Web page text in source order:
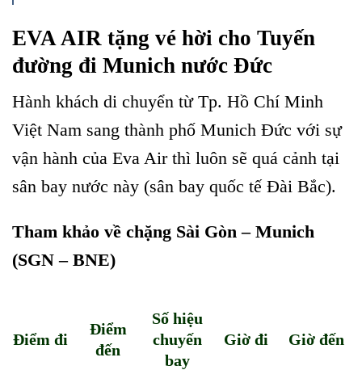
EVA AIR tặng vé hời cho Tuyến
đường đi Munich nước Đức
Hành khách di chuyển từ Tp. Hồ Chí Minh
Việt Nam sang thành phố Munich Đức với sự
vận hành của Eva Air thì luôn sẽ quá cảnh tại
sân bay nước này (sân bay quốc tế Đài Bắc).
Tham khảo về chặng Sài Gòn – Munich
(SGN – BNE)
Điểm đi
Điểm
đến
Số hiệu
chuyến
bay
Giờ đi Giờ đến